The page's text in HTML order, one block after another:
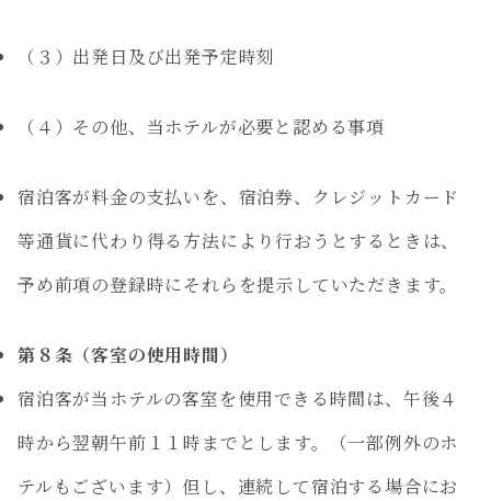
（３）出発日及び出発予定時刻
（４）その他、当ホテルが必要と認める事項
宿泊客が料金の支払いを、宿泊券、クレジットカード
等通貨に代わり得る方法により行おうとするときは、
予め前項の登録時にそれらを提示していただきます。
第８条（客室の使用時間）
宿泊客が当ホテルの客室を使用できる時間は、午後４
時から翌朝午前１１時までとします。（一部例外のホ
テルもございます）但し、連続して宿泊する場合にお